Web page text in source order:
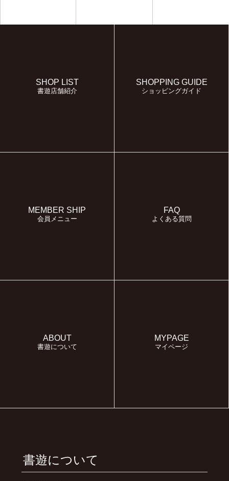
SHOP LIST
書遊店舗紹介
SHOPPING GUIDE
ショッピングガイド
MEMBER SHIP
会員メニュー
FAQ
よくある質問
ABOUT
書遊について
MYPAGE
マイページ
書遊について